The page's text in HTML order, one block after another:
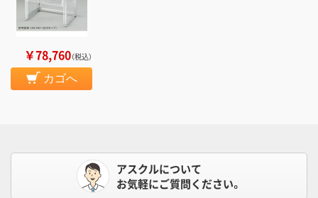
￥78,760（税込）
カゴへ
アスクルについて
お気軽にご質問ください。